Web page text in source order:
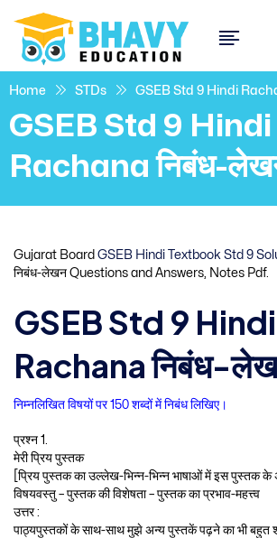
Home STDs GSEB Std 9 Hindi
GSEB Std 9 Hindi
Rachana निबंध-
Gujarat Board GSEB Hindi Textbook Std 9
निबंध-लेखन Questions and Answers, Notes Pdf.
GSEB Std 9 Hindi
Rachana निबंध-
निम्नलिखित विषयों पर 150 शब्दों में निबंध लिखिए।
प्रश्न 1.
मेरी प्रिय पुस्तक
[प्रिय पुस्तक का उल्लेख-भिन्न-भिन्न भाषाओं में इस पुस्तक के
विषयवस्तु – पुस्तक की विशेषता – पुस्तक का प्रभाव-महत्त्व
उत्तर :
पाठ्यपुस्तकों के साथ-साथ मुझे अन्य पुस्तकें पढ़ने का भी बहुत